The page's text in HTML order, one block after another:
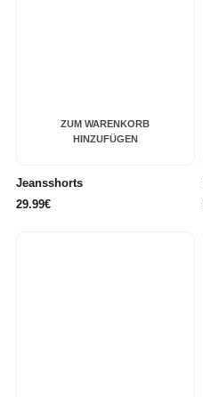
ZUM WARENKORB
HINZUFÜGEN
Jeansshorts
29.99€